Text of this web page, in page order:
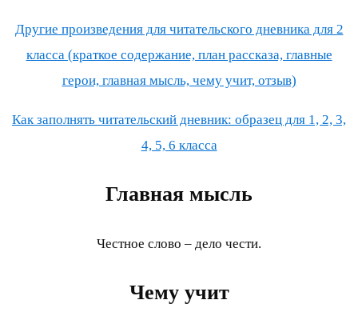
Другие произведения для читательского дневника для 2
класса (краткое содержание, план рассказа, главные
герои, главная мысль, чему учит, отзыв)
Как заполнять читательский дневник: образец для 1, 2, 3,
4, 5, 6 класса
Главная мысль
Честное слово – дело чести.
Чему учит